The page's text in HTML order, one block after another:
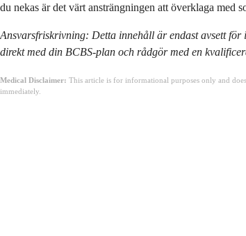
du nekas är det värt ansträngningen att överklaga
Ansvarsfriskrivning: Detta innehåll är endast avsett
direkt med din BCBS-plan och rådgör med en
Medical Disclaimer: This article is for informational purposes only and
immediately.